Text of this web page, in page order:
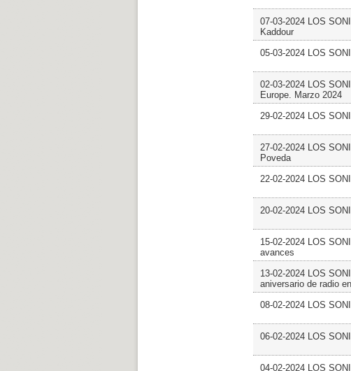
07-03-2024 LOS
Kaddour
05-03-2024 LOS
02-03-2024 LOS
Europe. Marzo 2024
29-02-2024 LOS
27-02-2024 LOS
Poveda
22-02-2024 LOS
20-02-2024 LOS
15-02-2024 LOS
avances
13-02-2024 LOS
aniversario de radio
08-02-2024 LOS
06-02-2024 LOS
04-02-2024 LOS